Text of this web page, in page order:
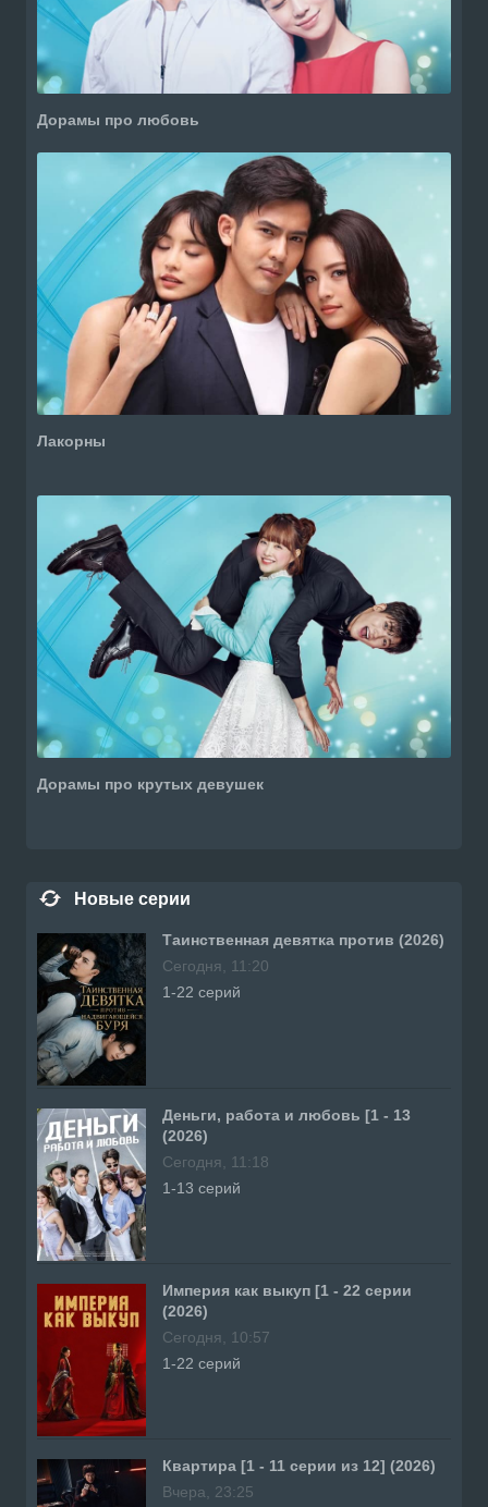
Дорамы про любовь
Лакорны
Дорамы про крутых девушек
Новые серии
Таинственная девятка против (2026)
Сегодня, 11:20
1-22 серий
Деньги, работа и любовь [1 - 13
(2026)
Сегодня, 11:18
1-13 серий
Империя как выкуп [1 - 22 серии
(2026)
Сегодня, 10:57
1-22 серий
Квартира [1 - 11 серии из 12] (2026)
Вчера, 23:25